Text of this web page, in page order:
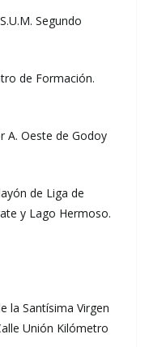
Segundo
de Formación.
A. Oeste de Godoy
de Liga de
y Lago Hermoso.
la Santísima Virgen
Unión Kilómetro